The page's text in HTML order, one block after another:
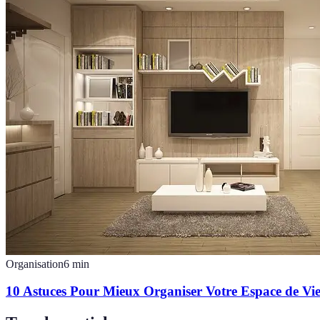
Organisation6 min
10 Astuces Pour Mieux Organiser Votre Espace de Vie